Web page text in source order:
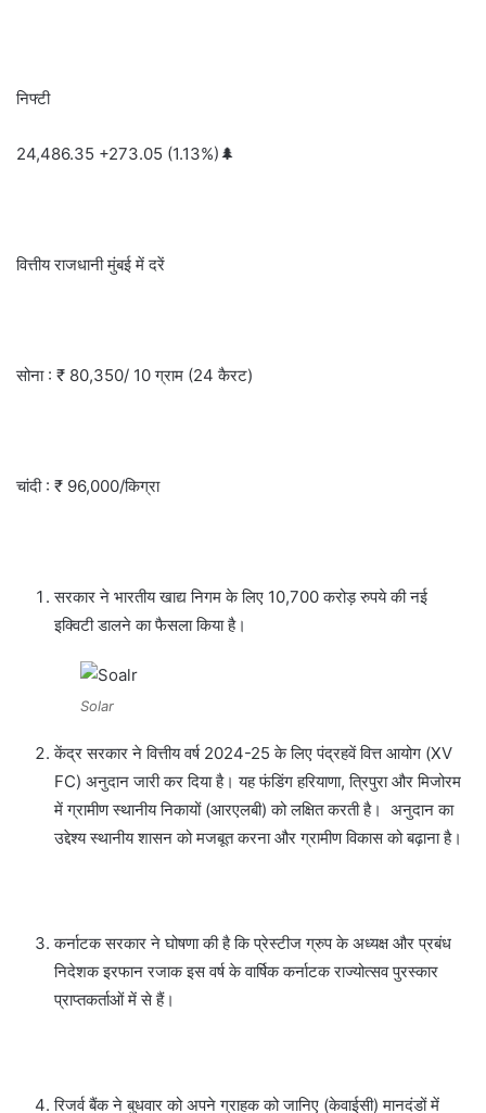
निफ्टी
24,486.35 +273.05 (1.13%)🌲
वित्तीय राजधानी मुंबई में दरें
सोना : ₹ 80,350/ 10 ग्राम (24 कैरट)
चांदी : ₹ 96,000/किग्रा
सरकार ने भारतीय खाद्य निगम के लिए 10,700 करोड़ रुपये की नई
इक्विटी डालने का फैसला किया है।
Solar
केंद्र सरकार ने वित्तीय वर्ष 2024-25 के लिए पंद्रहवें वित्त आयोग (XV
FC) अनुदान जारी कर दिया है। यह फंडिंग हरियाणा, त्रिपुरा और मिजोरम
में ग्रामीण स्थानीय निकायों (आरएलबी) को लक्षित करती है। अनुदान का
उद्देश्य स्थानीय शासन को मजबूत करना और ग्रामीण विकास को बढ़ाना है।
कर्नाटक सरकार ने घोषणा की है कि प्रेस्टीज ग्रुप के अध्यक्ष और प्रबंध
निदेशक इरफान रजाक इस वर्ष के वार्षिक कर्नाटक राज्योत्सव पुरस्कार
प्राप्तकर्ताओं में से हैं।
रिजर्व बैंक ने बुधवार को अपने ग्राहक को जानिए (केवाईसी) मानदंडों में